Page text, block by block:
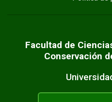
Facultad de
Conservación